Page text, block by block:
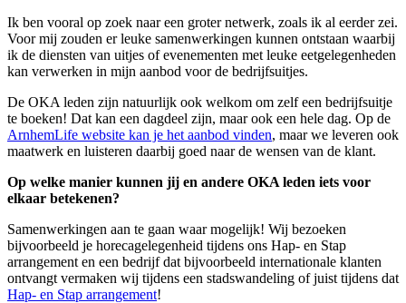
Ik ben vooral op zoek naar een groter netwerk, zoals ik al eerder zei.
Voor mij zouden er leuke samenwerkingen kunnen ontstaan waarbij
ik de diensten van uitjes of evenementen met leuke eetgelegenheden
kan verwerken in mijn aanbod voor de bedrijfsuitjes.
De OKA leden zijn natuurlijk ook welkom om zelf een bedrijfsuitje
te boeken! Dat kan een dagdeel zijn, maar ook een hele dag. Op de
ArnhemLife website kan je het aanbod vinden, maar we leveren ook
maatwerk en luisteren daarbij goed naar de wensen van de klant.
Op welke manier kunnen jij en andere OKA leden iets voor
elkaar betekenen?
Samenwerkingen aan te gaan waar mogelijk! Wij bezoeken
bijvoorbeeld je horecagelegenheid tijdens ons Hap- en Stap
arrangement en een bedrijf dat bijvoorbeeld internationale klanten
ontvangt vermaken wij tijdens een stadswandeling of juist tijdens dat
Hap- en Stap arrangement!